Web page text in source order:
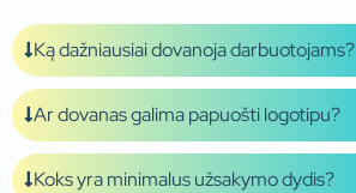
Ką dažniausiai dovanoja darbuotojams?
Ar dovanas galima papuošti logotipu?
Koks yra minimalus užsakymo dydis?